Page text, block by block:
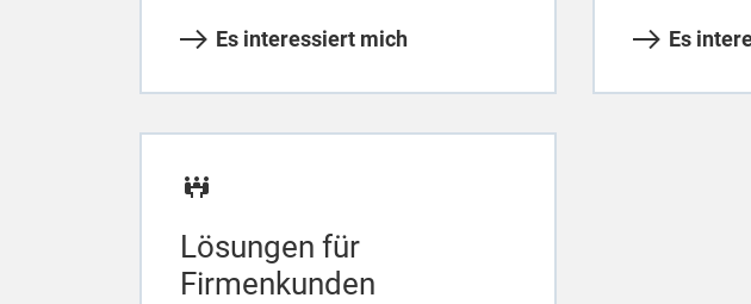
Es interessiert mich Es
Lösungen für
Firmenkunden